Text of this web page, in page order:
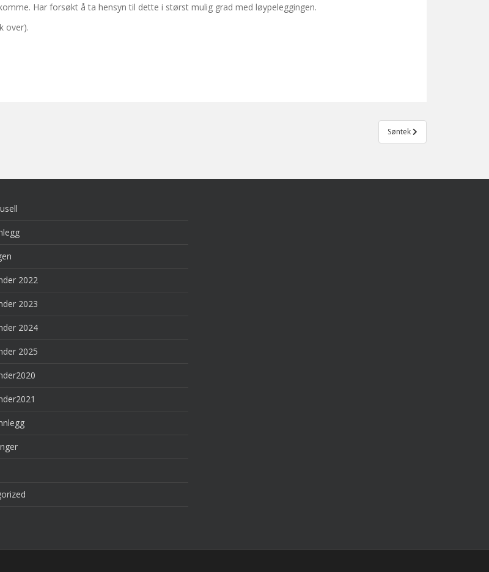
Har forsøkt å ta hensyn til dette i størst mulig grad med løypeleggingen.
over).
Søntek
2022
2023
2024
2025